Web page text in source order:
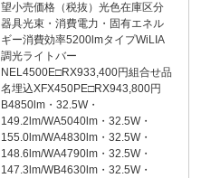
望小売価格（税抜）光色在庫区分
器具光束・消費電力・固有エネル
ギー消費効率5200lmタイプWiLIA
調光ライトバー
NEL4500E□RX933,400円組合せ品
名埋込XFX450PE□RX943,800円
B4850lm・32.5W・
149.2lm/WA5040lm・32.5W・
155.0lm/WA4830lm・32.5W・
148.6lm/WA4790lm・32.5W・
147.3lm/WB4630lm・32.5W・